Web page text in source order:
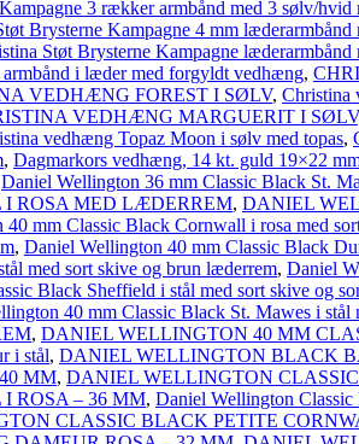
3 rækker armbånd med 3 sølv/hvid
Brysterne Kampagne 4 mm
Støt Brysterne Kampagne
armbånd i læder med forgyldt vedhæng,
VEDHÆNG FOREST I SØLV, Christina
VEDHÆNG MARGUERIT I
vedhæng Topaz Moon i sølv med topas,
, Dagmarkors vedhæng, 14 kt. guld 19×22
Daniel Wellington 36 mm Classic Black St.
I ROSA MED LÆDERREM, DANIEL
40 mm Classic Black Cornwall i rosa med
, Daniel Wellington 40 mm Classic Black
med sort skive og brun læderrem, Daniel
Black Sheffield i stål med sort skive og
40 mm Classic Black St. Mawes i stål
, DANIEL WELLINGTON 40 MM
i stål, DANIEL WELLINGTON BLACK
MM, DANIEL WELLINGTON
I ROSA – 36 MM, Daniel Wellington
CLASSIC BLACK PETITE